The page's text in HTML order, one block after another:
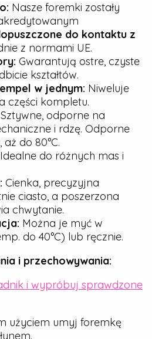
Nasze foremki zostały
do kontaktu z
z normami UE.
Gwarantują ostre, czyste
kształtów.
w jednym: Niweluje
części kompletu.
Sztywne, odporne na
i rdzę. Odporne
do 80°C.
Idealne do różnych mas i
Cienka, precyzyjna
ciasto, a poszerzona
chwytanie.
Można je myć w
do 40°C) lub ręcznie.
i przechowywania:
i wypróbuj sprawdzone
użyciem umyj foremkę